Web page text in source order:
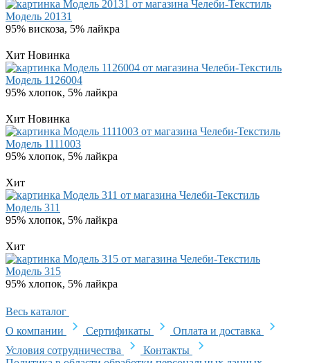
Модель 20131
95% вискоза, 5% лайкра
Хит Новинка
Модель 1126004
95% хлопок, 5% лайкра
Хит Новинка
Модель 1111003
95% хлопок, 5% лайкра
Хит
Модель 311
95% хлопок, 5% лайкра
Хит
Модель 315
95% хлопок, 5% лайкра
Весь каталог
О компании
Сертификаты
Оплата и доставка
Условия сотрудничества
Контакты